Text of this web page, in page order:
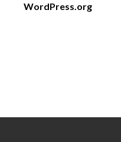
WordPress.org